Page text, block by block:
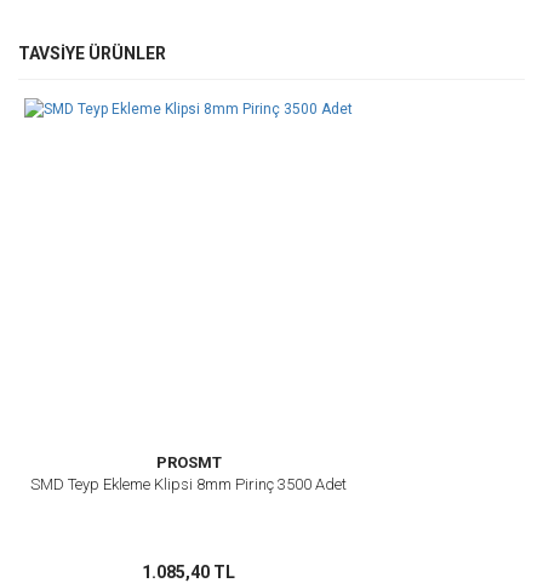
Bu ürünün fiyat bilgisi, resim, ürün açıklamalarında ve diğer
konularda yetersiz gördüğünüz noktaları öneri formunu kullanarak
Görüş ve önerileriniz için teşekkür ederiz.
TAVSİYE ÜRÜNLER
PROSMT
SMD Teyp Ekleme Klipsi 8mm Pirinç 3500 Adet
1.085,40 TL